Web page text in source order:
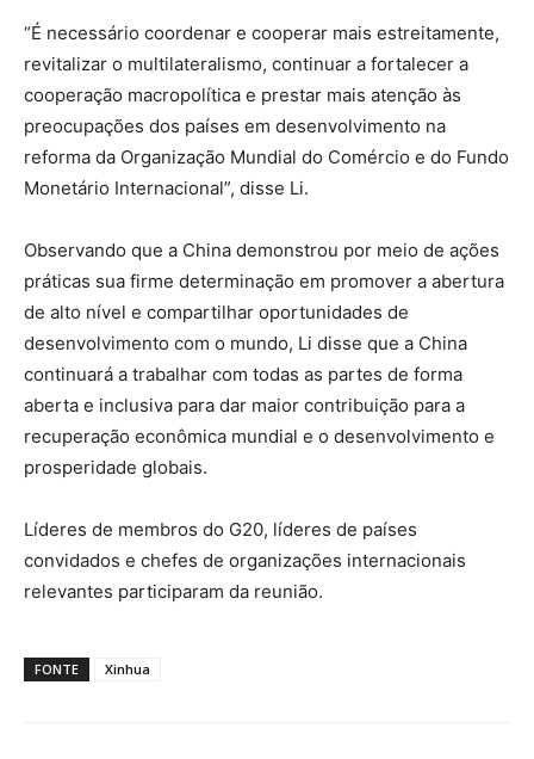
“É necessário coordenar e cooperar mais estreitamente,
revitalizar o multilateralismo, continuar a fortalecer a
cooperação macropolítica e prestar mais atenção às
preocupações dos países em desenvolvimento na
reforma da Organização Mundial do Comércio e do Fundo
Monetário Internacional”, disse Li.
Observando que a China demonstrou por meio de ações
práticas sua firme determinação em promover a abertura
de alto nível e compartilhar oportunidades de
desenvolvimento com o mundo, Li disse que a China
continuará a trabalhar com todas as partes de forma
aberta e inclusiva para dar maior contribuição para a
recuperação econômica mundial e o desenvolvimento e
prosperidade globais.
Líderes de membros do G20, líderes de países
convidados e chefes de organizações internacionais
relevantes participaram da reunião.
FONTE Xinhua